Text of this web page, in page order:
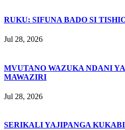
RUKU: SIFUNA BADO SI
Jul 28, 2026
MVUTANO WAZUKA NDANI
MAWAZIRI
Jul 28, 2026
SERIKALI YAJIPANGA